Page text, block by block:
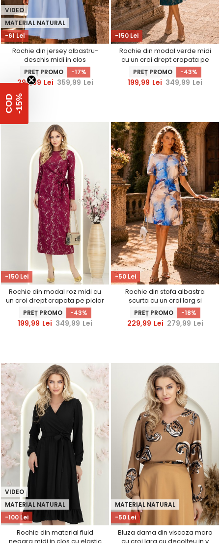
-61 Lei
VIDEO
MATERIAL NATURAL
Rochie din jersey albastru-
deschis midi in clos
accesorizata cu brosa -
StarShinerS
PREȚ PROMO -17%
298,99 Lei 359,99 Lei
-150 Lei
Rochie din modal verde midi
cu un croi drept crapata pe
picior - StarShinerS
PREȚ PROMO -43%
199,99 Lei 349,99 Lei
-150 Lei
Rochie din modal roz midi cu
un croi drept crapata pe picior
- StarShinerS
PREȚ PROMO -43%
199,99 Lei 349,99 Lei
-50 Lei
Rochie din stofa albastra
scurta cu un croi larg si
maneci bufante - StarShinerS
PREȚ PROMO -18%
229,99 Lei 279,99 Lei
-100 Lei
VIDEO
MATERIAL NATURAL
Rochie din material fluid
-50 Lei
MATERIAL NATURAL
Bluza dama din viscoza maro
C
O
D
-
1
5 %